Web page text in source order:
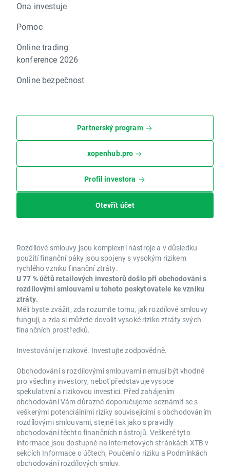
Ona investuje
Pomoc
Online trading
konference 2026
Online bezpečnost
Partnerský program
xopenhub.pro
Profil investora
Otevřít účet
Rozdílové smlouvy jsou komplexní nástroje a v důsledku
použití finanční páky jsou spojeny s vysokým rizikem
rychlého vzniku finanční ztráty.
U 77 % účtů retailových investorů došlo při obchodování s
rozdílovými smlouvami u tohoto poskytovatele ke vzniku
ztráty.
Měli byste zvážit, zda rozumíte tomu, jak rozdílové smlouvy
fungují, a zda si můžete dovolit vysoké riziko ztráty svých
finančních prostředků.
Investování je rizikové. Investujte zodpovědně.
Obchodování s rozdílovými smlouvami nemusí být vhodné
pro všechny investory, neboť představuje vysoce
spekulativní a rizikovou investici. Před zahájením
obchodování Vám důrazně doporučujeme seznámit se s
veškerými potenciálními riziky souvisejícími s obchodováním
rozdílovými smlouvami, stejně tak jako s pravidly
obchodování těchto finančních nástrojů. Veškeré tyto
informace jsou dostupné na internetových stránkách XTB v
sekcích Informace o účtech, Poučení o riziku a Podmínkách
obchodování rozdílových smluv.